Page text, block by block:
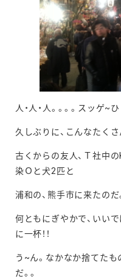
人・人・人。。。。スッゲ~ひ
久しぶりに、こんなたくさ
古くからの友人、Ｔ社中
染Ｏと犬2匹と
浦和の、熊手市に来たのだ
何ともにぎやかで、いい
に一杯！！
う~ん。なかなか捨てた
だ。。